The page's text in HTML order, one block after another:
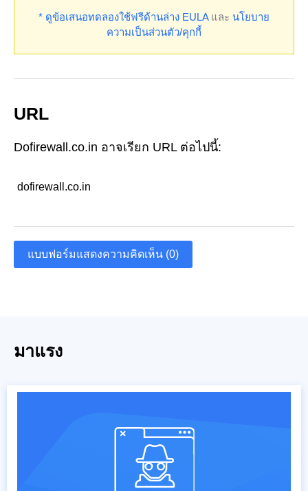
* ดูข้อเสนอทดลองใช้ฟรีด้านล่าง EULAและ นโยบาย
ความเป็นส่วนตัว/คุกกี้
URL
Dofirewall.co.in อาจเรียก URL ต่อไปนี้:
dofirewall.co.in
แบบฟอร์มแสดงความคิดเห็น (0)
มาแรง